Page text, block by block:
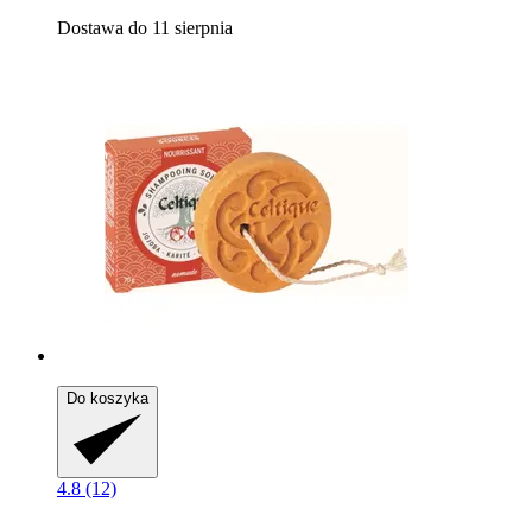
Dostawa do 11 sierpnia
Do koszyka
4.8 (12)